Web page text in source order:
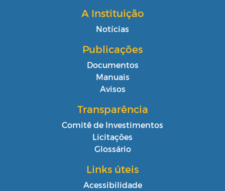
A Instituição
Notícias
Publicações
Documentos
Manuais
Avisos
Transparência
Comitê de Investimentos
Licitações
Glossário
Links úteis
Acessibilidade